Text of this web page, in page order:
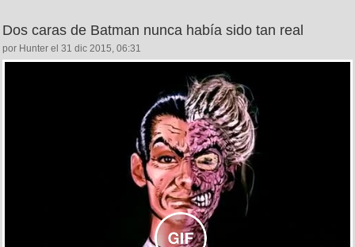
Dos caras de Batman nunca había sido tan real
por Hunter el 31 dic 2015, 06:31